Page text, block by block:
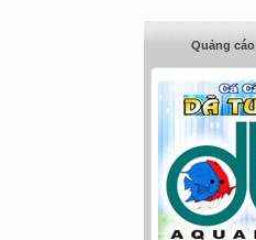
Quảng cáo